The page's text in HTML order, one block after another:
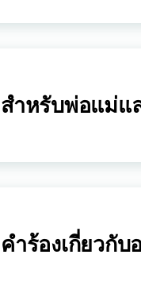
สำหรับพ่อแม่แ
คำร้องเกี่ยวกั